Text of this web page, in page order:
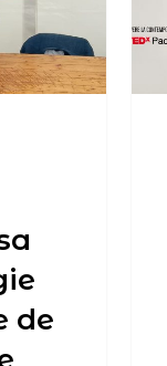
de